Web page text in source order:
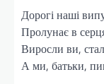
Дорогі наші
Пролунає в
Виросли ви,
А ми, батьки,